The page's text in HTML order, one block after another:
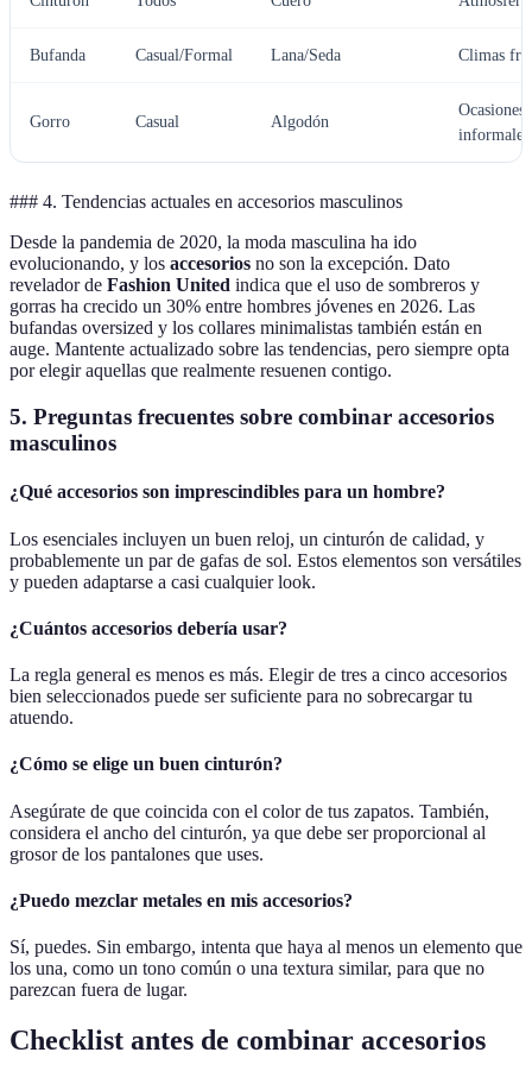
Bufanda Casual/Formal Lana/Seda Climas
Gorro Casual Algodón
Ocasiones
informales
### 4. Tendencias actuales en accesorios masculinos
Desde la pandemia de 2020, la moda masculina ha ido
evolucionando, y los accesorios no son la excepción. Dato
revelador de Fashion United indica que el uso de sombreros y
gorras ha crecido un 30% entre hombres jóvenes en 2026. Las
bufandas oversized y los collares minimalistas también están en
auge. Mantente actualizado sobre las tendencias, pero siempre opta
por elegir aquellas que realmente resuenen contigo.
5. Preguntas frecuentes sobre combinar accesorios
masculinos
¿Qué accesorios son imprescindibles para un hombre?
Los esenciales incluyen un buen reloj, un cinturón de calidad, y
probablemente un par de gafas de sol. Estos elementos son versátiles
y pueden adaptarse a casi cualquier look.
¿Cuántos accesorios debería usar?
La regla general es menos es más. Elegir de tres a cinco accesorios
bien seleccionados puede ser suficiente para no sobrecargar tu
atuendo.
¿Cómo se elige un buen cinturón?
Asegúrate de que coincida con el color de tus zapatos. También,
considera el ancho del cinturón, ya que debe ser proporcional al
grosor de los pantalones que uses.
¿Puedo mezclar metales en mis accesorios?
Sí, puedes. Sin embargo, intenta que haya al menos un elemento que
los una, como un tono común o una textura similar, para que no
parezcan fuera de lugar.
Checklist antes de combinar accesorios